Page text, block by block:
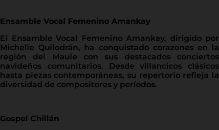
Ensamble Vocal Femenino Amankay
El Ensamble Vocal Femenino Amankay, dirigido por
Michelle Quilodrán, ha conquistado corazones en la
región del Maule con sus destacados conciertos
navideños comunitarios. Desde villancicos clásicos
hasta piezas contemporáneas, su repertorio refleja la
diversidad de compositores y períodos.
Gospel Chillán